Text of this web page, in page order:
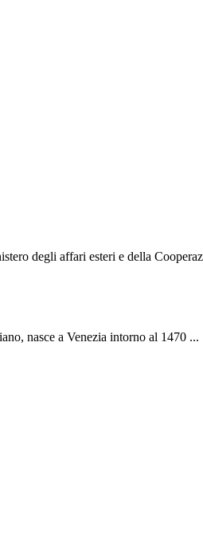
degli affari esteri e della
nasce a Venezia intorno al 1470 ...